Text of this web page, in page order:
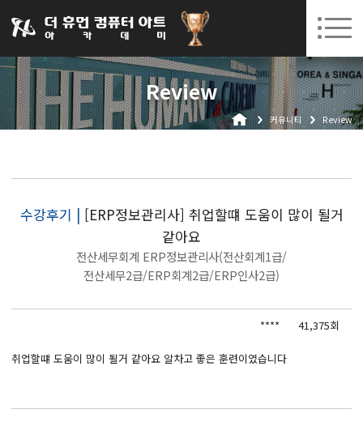
031-252-7277 수원캠퍼스 개강 08. 12.(수)
로그인 회원가입 고객센터
Review
커뮤니티 Review
수강후기 | [ERP정보관리사] 취업할떄 도움이 많이 될거
같아요
전산세무회계 ERP정보관리사(전산회계1급/
전산세무2급/ERP회계2급/ERP인사2급)
**** 41,375회
취업할떄 도움이 많이 될거 같아요 알차고 좋은 훈련이였습니다
아카데미소개
인사말
오시는길
실업자
React, Veu 프레임워크 기반 프론트엔드 개발 양성 지원